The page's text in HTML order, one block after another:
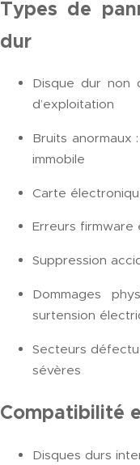
Types de
dur
Disque dur non
d’exploitation
Bruits anormaux
immobile
Carte
Erreurs firmware
Suppression
Dommages
surtension
Secteurs
sévères
Compatibilité
Disques durs